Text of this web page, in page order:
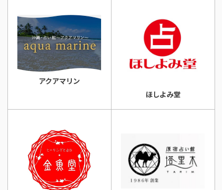
アクアマリン
ほしよみ堂